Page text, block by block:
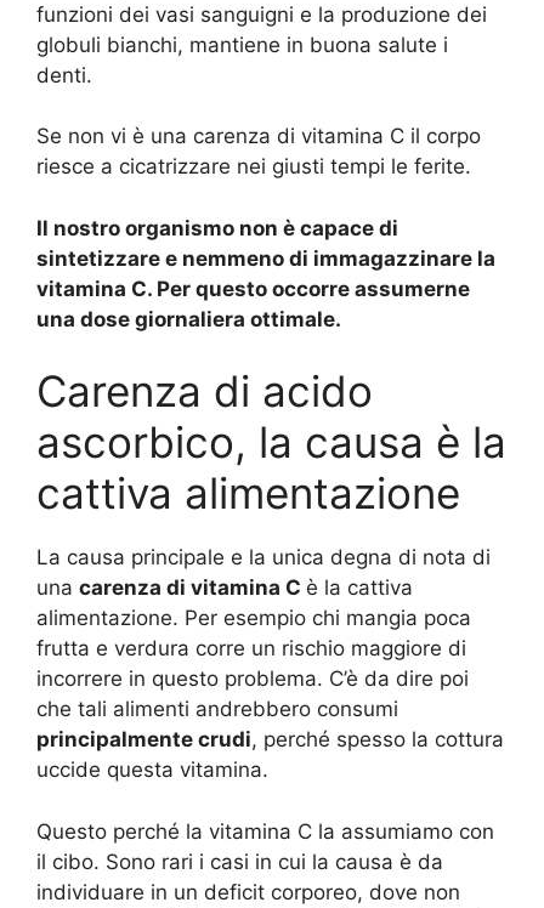
funzioni dei vasi sanguigni e la produzione dei
globuli bianchi, mantiene in buona salute i
denti.
Se non vi è una carenza di vitamina C il corpo
riesce a cicatrizzare nei giusti tempi le ferite.
Il nostro organismo non è capace di
sintetizzare e nemmeno di immagazzinare la
vitamina C. Per questo occorre assumerne
una dose giornaliera ottimale.
Carenza di acido
ascorbico, la causa è la
cattiva alimentazione
La causa principale e la unica degna di nota di
una carenza di vitamina C è la cattiva
alimentazione. Per esempio chi mangia poca
frutta e verdura corre un rischio maggiore di
incorrere in questo problema. C’è da dire poi
che tali alimenti andrebbero consumi
principalmente crudi, perché spesso la cottura
uccide questa vitamina.
Questo perché la vitamina C la assumiamo con
il cibo. Sono rari i casi in cui la causa è da
individuare in un deficit corporeo, dove non